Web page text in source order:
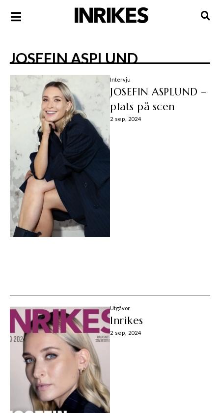
JOSEFIN ASPLUND
Intervju
JOSEFIN ASPLUND –
plats på scen
2 sep, 2024
Utgåvor
Inrikes
2 sep, 2024